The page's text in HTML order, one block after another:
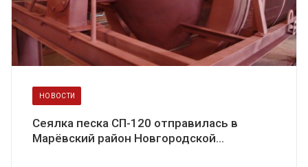
НОВОСТИ
Сеялка песка СП-120 отправилась в
Марёвский район Новгородской...